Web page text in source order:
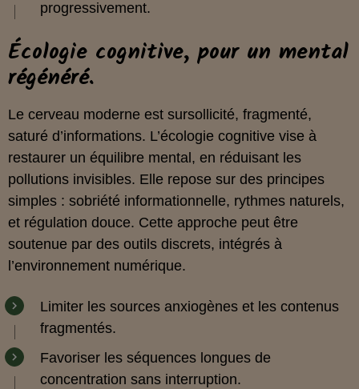
progressivement.
Écologie cognitive, pour un mental
régénéré.
Le cerveau moderne est sursollicité, fragmenté,
saturé d’informations. L’écologie cognitive vise à
restaurer un équilibre mental, en réduisant les
pollutions invisibles. Elle repose sur des principes
simples : sobriété informationnelle, rythmes naturels,
et régulation douce. Cette approche peut être
soutenue par des outils discrets, intégrés à
l’environnement numérique.
Limiter les sources anxiogènes et les contenus
fragmentés.
Favoriser les séquences longues de
concentration sans interruption.